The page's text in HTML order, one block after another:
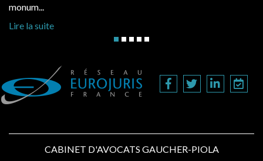
CABINET D'AVOCATS GAUCHER-PIOLA